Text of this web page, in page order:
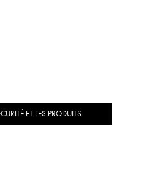
ET LES PRODUITS